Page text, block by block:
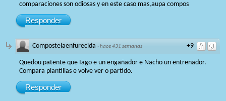
comparaciones son odiosas y en este caso mas,aupa compos
Responder
+9
Compostelaenfurecida ·hace 431 semanas
Quedou patente que Iago e un engañador e Nacho un entrenador.
Compara plantillas e volve ver o partido.
Responder